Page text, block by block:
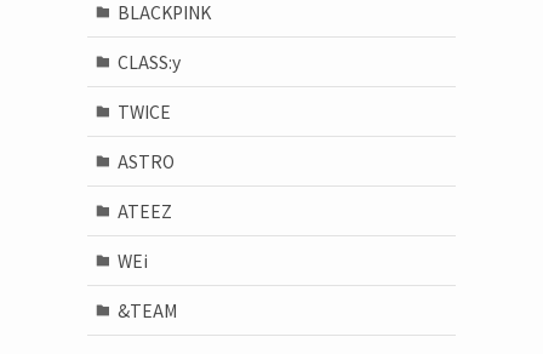
BLACKPINK
CLASS:y
TWICE
ASTRO
ATEEZ
WEi
&TEAM